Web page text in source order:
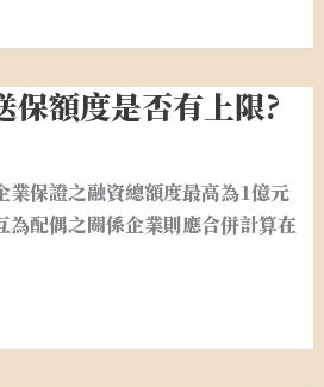
保額度是否有上限?
業保證之融資總額度最高為1億元
為配偶之關係企業則應合併計算在